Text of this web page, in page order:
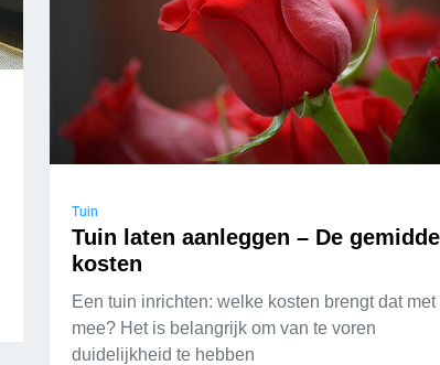
Tuin
Tuin laten aanleggen – De
kosten
Een tuin inrichten: welke kosten brengt dat met
mee? Het is belangrijk om van te voren
duidelijkheid te hebben